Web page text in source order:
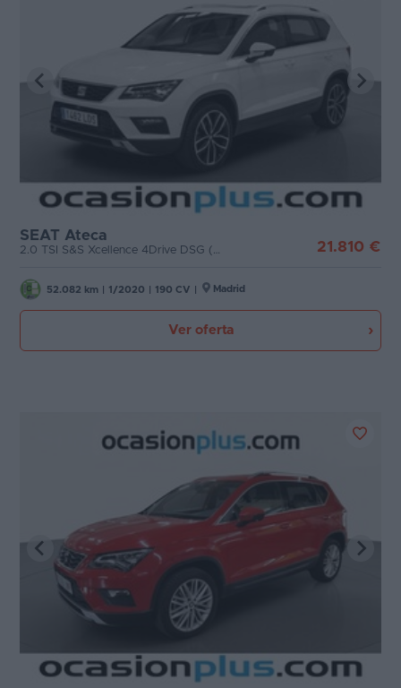
SEAT Ateca
2.0 TSI S&S Xcellence 4Drive DSG (190 CV) 21.810 €
52.082 km 1/2020 190 CV Madrid
Ver oferta